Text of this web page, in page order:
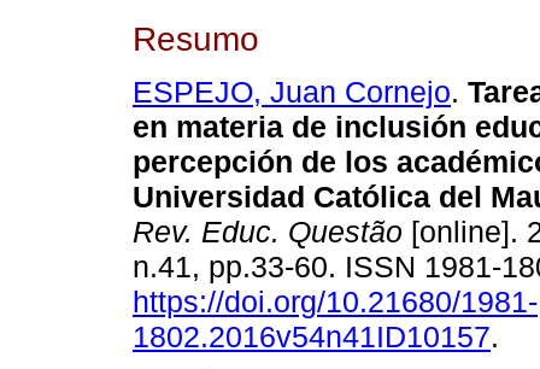
Resumo
ESPEJO, Juan Cornejo.
en materia de inclusión
percepción de los
Universidad Católica del
Rev. Educ. Questão [online].
n.41, pp.33-60. ISSN 1981-
https://doi.org/10.21680/1981-
1802.2016v54n41ID10157.